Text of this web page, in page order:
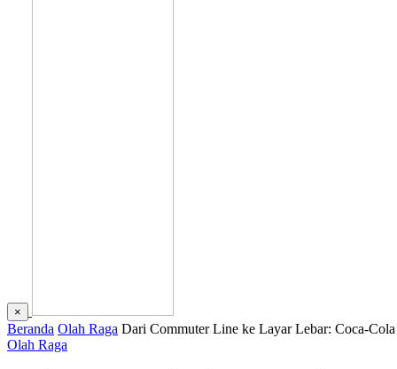
×
Beranda Olah Raga Dari Commuter Line ke Layar Lebar: Coca-
Olah Raga